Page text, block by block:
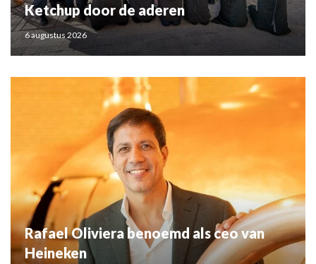
Ketchup door de aderen
6 augustus 2026
Rafael Oliviera benoemd als ceo van
Heineken